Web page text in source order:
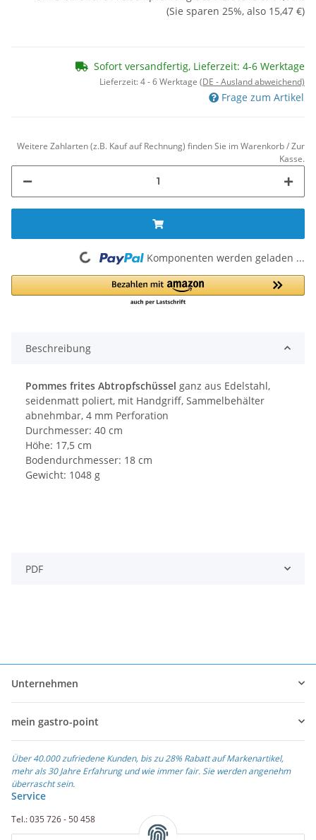
(Sie sparen 25%, also 15,47 €)
Sofort versandfertig, Lieferzeit: 4-6 Werktage
Lieferzeit:4 - 6 Werktage (DE - Ausland abweichend)
Frage zum Artikel
Weitere Zahlarten (z.B. Kauf auf Rechnung) finden Sie im Warenkorb / Zur
Kasse.
Loading...
Komponenten werden geladen ...
Beschreibung
Pommes frites Abtropfschüssel ganz aus Edelstahl,
seidenmatt poliert, mit Handgriff, Sammelbehälter
abnehmbar, 4 mm Perforation
Durchmesser: 40 cm
Höhe: 17,5 cm
Bodendurchmesser: 18 cm
Gewicht: 1048 g
PDF
Unternehmen
mein gastro-point
Über 40.000 zufriedene Kunden, bis zu 28% Rabatt auf Markenartikel,
mehr als 30 Jahre Erfahrung und wie immer fair. Sie werden angenehm
überrascht sein.
Service
Tel.: 035 726 - 50 458